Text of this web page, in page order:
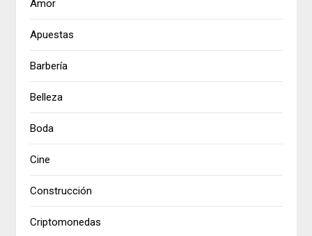
Amor
Apuestas
Barbería
Belleza
Boda
Cine
Construcción
Criptomonedas